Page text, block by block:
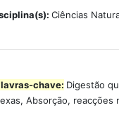
Ciências
chave: Digestão
Absorção, reacções